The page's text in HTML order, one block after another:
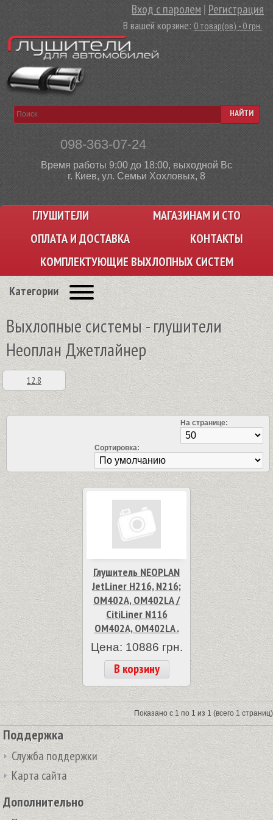
Вход с паролем |Регистрация
В вашей корзине:0 товар(ов) - 0 грн.
098-363-07-24
Время работы 9:00 до 18:00, выходной Вс
г. Киев, ул. Семьи Хохловых, 8
НАЙТИ
ГЛУШИТЕЛИ
МАГАЗИНАМ И СТО
ОПЛАТА И ДОСТАВКА
КОНТАКТЫ
КОМПЛЕКТУЮЩИЕ ВЫХЛОПНЫХ СИСТЕМ
Категории
Выхлопные системы - глушители
Неоплан Джетлайнер
12.8
На странице:
Сортировка:
Глушитель NEOPLAN
JetLiner H216, N216;
OM402A, OM402LA /
CitiLiner N116
OM402A, OM402LA .
Цена: 10886 грн.
В корзину
Показано с 1 по 1 из 1 (всего 1 страниц)
Поддержка
Служба поддержки
Карта сайта
Дополнительно